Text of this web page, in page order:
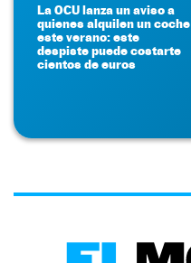
La OCU lanza un aviso a
quienes alquilen un coche
este verano: este
despiste puede costarte
cientos de euros